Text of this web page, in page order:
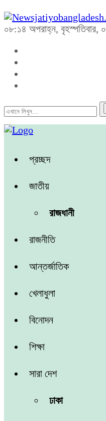
০৮:১৪ অপরাহ্ন, বৃহস্পতিবার,
প্রচ্ছদ
জাতীয়
রাজধানী
রাজনীতি
আন্তর্জাতিক
খেলাধুলা
বিনোদন
শিক্ষা
সারা দেশ
ঢাকা